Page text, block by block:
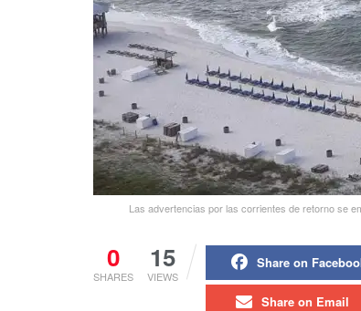
Las advertencias por las corrientes de retorno se
0
SHARES
15
VIEWS
Share on
Share on Email